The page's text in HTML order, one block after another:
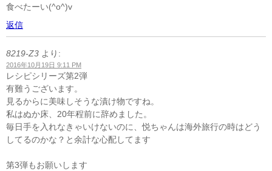
食べたーい(^o^)v
返信
8219-Z3 より:
2016年10月19日 9:11 PM
レシピシリーズ第2弾
有難うございます。
見るからに美味しそうな漬け物ですね。
私はぬか床、20年程前に辞めました。
毎日手を入れなきゃいけないのに、悦ちゃんは海外旅行の時はどう
してるのかな？と余計な心配してます
第3弾もお願いします